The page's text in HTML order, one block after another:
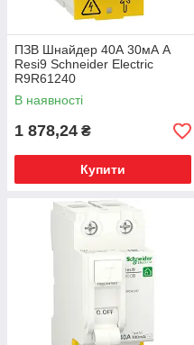
ПЗВ Шнайдер 40А 30мА A
Resi9 Schneider Electric
R9R61240
В наявності
1 878,24 ₴
Купити